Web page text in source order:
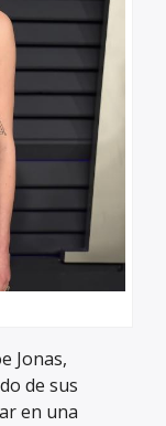
Jonas,
de sus
en una